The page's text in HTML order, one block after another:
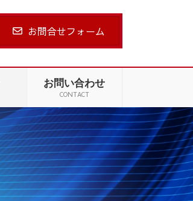
お問合せフォーム
お問い合わせ
CONTACT